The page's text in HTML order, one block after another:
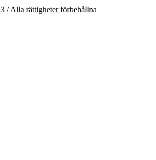
/ Alla rättigheter förbehållna